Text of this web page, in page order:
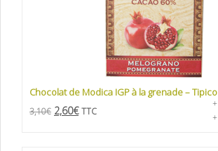
Chocolat de Modica IGP à la grenade –
3,10€ 2,60€ TTC